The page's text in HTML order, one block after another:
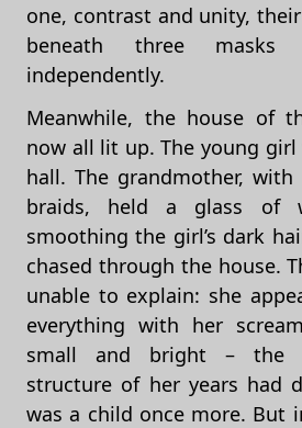
one, contrast and unity,
beneath three masks
independently.
Meanwhile, the house of
now all lit up. The young
hall. The grandmother,
braids, held a glass of
smoothing the girl’s dark
chased through the house.
unable to explain: she
everything with her
small and bright – the
structure of her years had
was a child once more. But